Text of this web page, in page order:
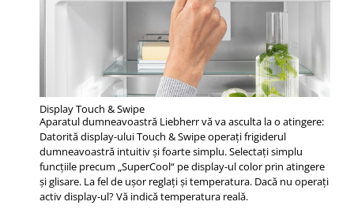
Display Touch & Swipe
Aparatul dumneavoastră Liebherr vă va asculta la o atingere:
Datorită display-ului Touch & Swipe operaţi frigiderul
dumneavoastră intuitiv şi foarte simplu. Selectaţi simplu
funcţiile precum „SuperCool“ pe display-ul color prin atingere
şi glisare. La fel de uşor reglaţi şi temperatura. Dacă nu operaţi
activ display-ul? Vă indică temperatura reală.